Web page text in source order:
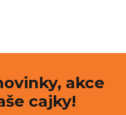
akce
cajky!